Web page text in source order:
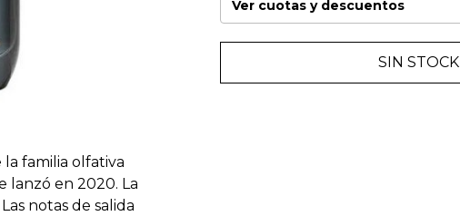
la familia olfativa
lanzó en 2020. La
notas de salida
Ver cuotas y descuentos
SIN STOCK